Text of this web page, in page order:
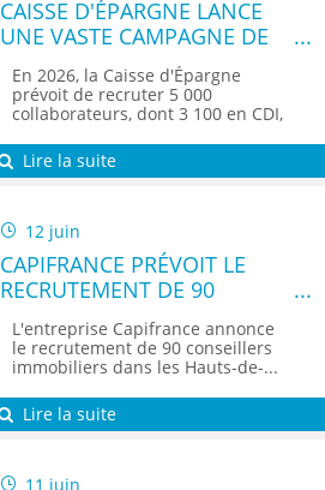
CAISSE D'ÉPARGNE LANCE
UNE VASTE CAMPAGNE DE
RECRUTEMENT
En 2026, la Caisse d'Épargne
prévoit de recruter 5 000
collaborateurs, dont 3 100 en CDI,
Lire la suite
12 juin
CAPIFRANCE PRÉVOIT LE
RECRUTEMENT DE 90
CONSEILLERS IMMOBILIERS
DANS LES HAUTS-DE-
FRANCE
L'entreprise Capifrance annonce
le recrutement de 90 conseillers
immobiliers dans les Hauts-de-...
Lire la suite
11 juin